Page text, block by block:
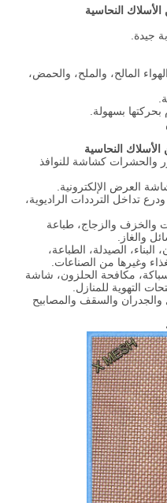
النحاسية
جيدة.
المالح، والملح، والحمض،
بسهولة.
النحاسية
والحشرات كشاشة للنوافذ
العرض الإلكترونية.
تداخل الترددات الراديوية،
والخزف والزجاج، طباعة
والغاز.
الصيدلة، الطباعة،
وغيرها من الصناعات.
مكافحة الحلزون، شاشة
والجدران والسقف والمصابيح